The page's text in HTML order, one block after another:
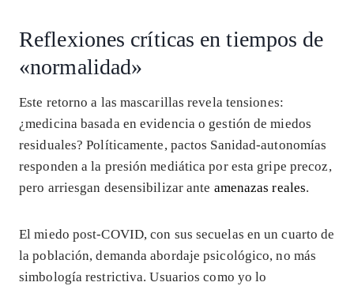
Reflexiones críticas en tiempos de
«normalidad»
Este retorno a las mascarillas revela tensiones:
¿medicina basada en evidencia o gestión de miedos
residuales? Políticamente, pactos Sanidad-autonomías
responden a la presión mediática por esta gripe precoz,
pero arriesgan desensibilizar ante amenazas reales.
El miedo post-COVID, con sus secuelas en un cuarto de
la población, demanda abordaje psicológico, no más
simbología restrictiva. Usuarios como yo lo